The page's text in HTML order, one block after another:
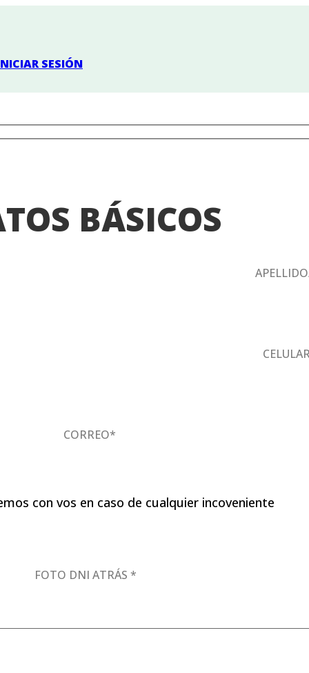
SESIÓN
BÁSICOS
CORREO*
con vos en caso de cualquier incoveniente
FOTO DNI ATRÁS *